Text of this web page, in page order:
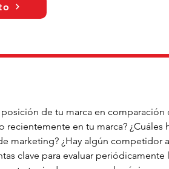
posición de tu marca en
recientemente en tu marca?
marketing? ¿Hay algún competidor
clave para evaluar